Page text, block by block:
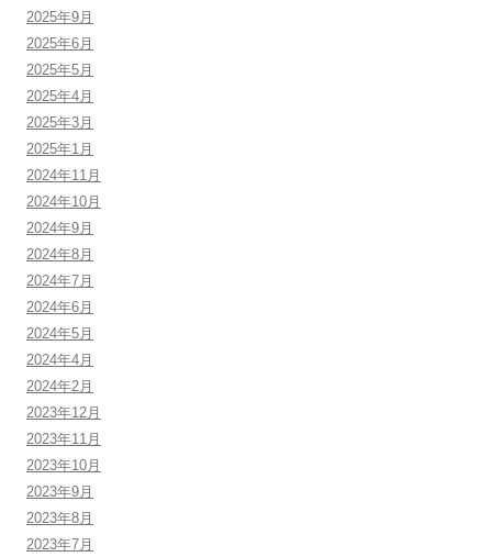
2025年9月
2025年6月
2025年5月
2025年4月
2025年3月
2025年1月
2024年11月
2024年10月
2024年9月
2024年8月
2024年7月
2024年6月
2024年5月
2024年4月
2024年2月
2023年12月
2023年11月
2023年10月
2023年9月
2023年8月
2023年7月